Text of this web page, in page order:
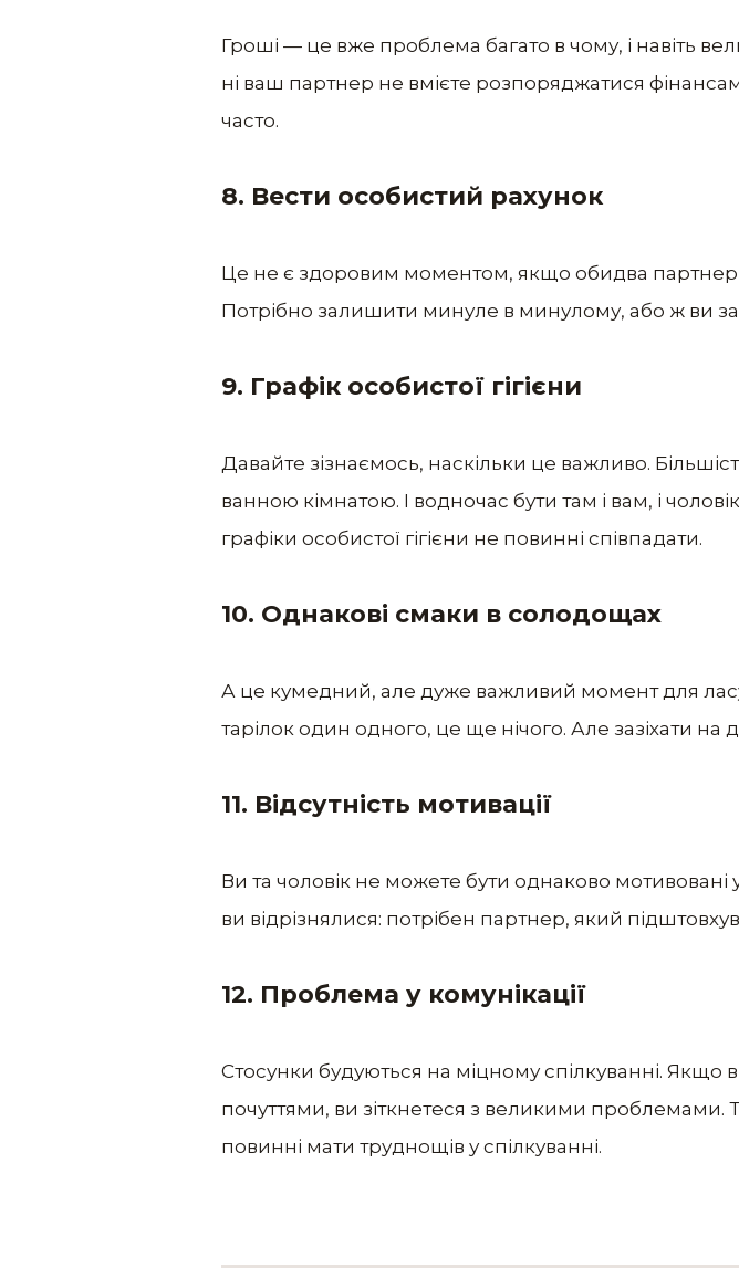
Гроші — це вже проблема багато в чому, і навіть
ні ваш партнер не вмієте розпоряджатися
часто.
8. Вести особистий рахунок
Це не є здоровим моментом, якщо обидва
Потрібно залишити минуле в минулому, або ж ви
9. Графік особистої гігієни
Давайте зізнаємось, наскільки це важливо.
ванною кімнатою. І водночас бути там і вам, і
графіки особистої гігієни не повинні співпадати.
10. Однакові смаки в солодощах
А це кумедний, але дуже важливий момент для
тарілок один одного, це ще нічого. Але зазіхати на
11. Відсутність мотивації
Ви та чоловік не можете бути однаково мотивовані
ви відрізнялися: потрібен партнер, який
12. Проблема у комунікації
Стосунки будуються на міцному спілкуванні. Якщо
почуттями, ви зіткнетеся з великими проблемами.
повинні мати труднощів у спілкуванні.